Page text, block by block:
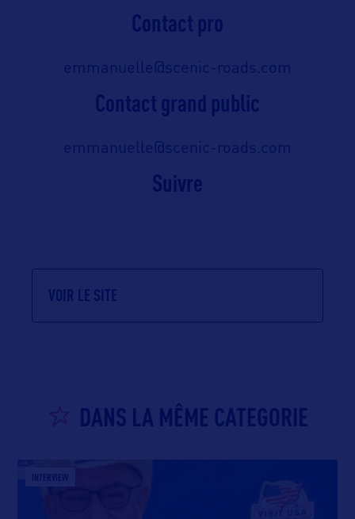
Contact pro
emmanuelle@scenic-roads.com
Contact grand public
emmanuelle@scenic-roads.com
Suivre
VOIR LE SITE
DANS LA MÊME CATEGORIE
INTERVIEW